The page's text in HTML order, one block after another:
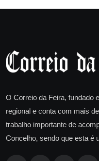
O Correio da Feira, fundado
regional e conta com mais
trabalho importante de
Concelho, sendo que esta é